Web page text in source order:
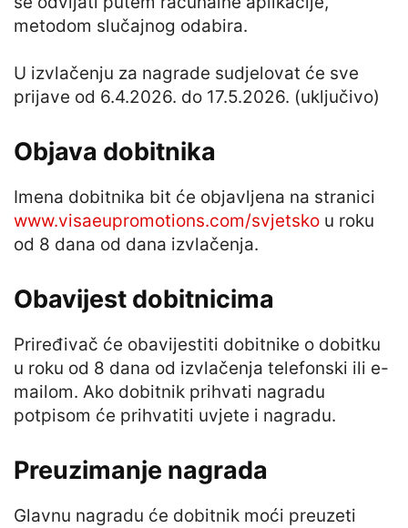
metodom slučajnog odabira.
U izvlačenju za nagrade sudjelovat će sve
prijave od 6.4.2026. do 17.5.2026. (uključivo)
Objava dobitnika
Imena dobitnika bit će objavljena na stranici
www.visaeupromotions.com/svjetsko u roku
od 8 dana od dana izvlačenja.
Obavijest dobitnicima
Priređivač će obavijestiti dobitnike o dobitku
u roku od 8 dana od izvlačenja telefonski ili e-
mailom. Ako dobitnik prihvati nagradu
potpisom će prihvatiti uvjete i nagradu.
Preuzimanje nagrada
Glavnu nagradu će dobitnik moći preuzeti